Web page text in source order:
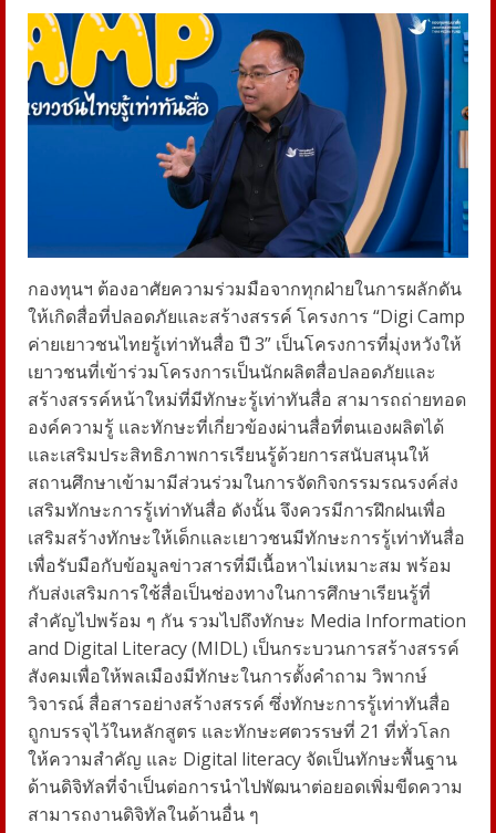
กองทุนฯ ต้องอาศัยความร่วมมือจากทุกฝ่ายในการผลักดัน
ให้เกิดสื่อที่ปลอดภัยและสร้างสรรค์ โครงการ “Digi Camp
ค่ายเยาวชนไทยรู้เท่าทันสื่อ ปี 3” เป็นโครงการที่มุ่งหวังให้
เยาวชนที่เข้าร่วมโครงการเป็นนักผลิตสื่อปลอดภัยและ
สร้างสรรค์หน้าใหม่ที่มีทักษะรู้เท่าทันสื่อ สามารถถ่ายทอด
องค์ความรู้ และทักษะที่เกี่ยวข้องผ่านสื่อที่ตนเองผลิตได้
และเสริมประสิทธิภาพการเรียนรู้ด้วยการสนับสนุนให้
สถานศึกษาเข้ามามีส่วนร่วมในการจัดกิจกรรมรณรงค์ส่ง
เสริมทักษะการรู้เท่าทันสื่อ ดังนั้น จึงควรมีการฝึกฝนเพื่อ
เสริมสร้างทักษะให้เด็กและเยาวชนมีทักษะการรู้เท่าทันสื่อ
เพื่อรับมือกับข้อมูลข่าวสารที่มีเนื้อหาไม่เหมาะสม พร้อม
กับส่งเสริมการใช้สื่อเป็นช่องทางในการศึกษาเรียนรู้ที่
สำคัญไปพร้อม ๆ กัน รวมไปถึงทักษะ Media Information
and Digital Literacy (MIDL) เป็นกระบวนการสร้างสรรค์
สังคมเพื่อให้พลเมืองมีทักษะในการตั้งคําถาม วิพากษ์
วิจารณ์ สื่อสารอย่างสร้างสรรค์ ซึ่งทักษะการรู้เท่าทันสื่อ
ถูกบรรจุไว้ในหลักสูตร และทักษะศตวรรษที่ 21 ที่ทั่วโลก
ให้ความสําคัญ และ Digital literacy จัดเป็นทักษะพื้นฐาน
ด้านดิจิทัลที่จำเป็นต่อการนำไปพัฒนาต่อยอดเพิ่มขีดความ
สามารถงานดิจิทัลในด้านอื่น ๆ